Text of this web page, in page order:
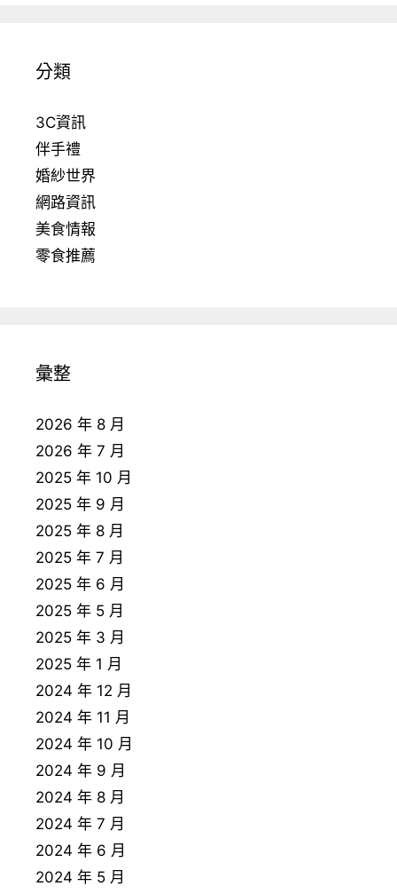
分類
3C資訊
伴手禮
婚紗世界
網路資訊
美食情報
零食推薦
彙整
2026 年 8 月
2026 年 7 月
2025 年 10 月
2025 年 9 月
2025 年 8 月
2025 年 7 月
2025 年 6 月
2025 年 5 月
2025 年 3 月
2025 年 1 月
2024 年 12 月
2024 年 11 月
2024 年 10 月
2024 年 9 月
2024 年 8 月
2024 年 7 月
2024 年 6 月
2024 年 5 月